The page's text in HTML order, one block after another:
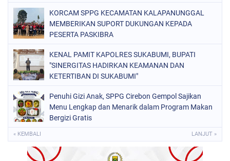
KORCAM SPPG KECAMATAN KALAPANUNGGAL
MEMBERIKAN SUPORT DUKUNGAN KEPADA
PESERTA PASKIBRA
KENAL PAMIT KAPOLRES SUKABUMI, BUPATI
"SINERGITAS HADIRKAN KEAMANAN DAN
KETERTIBAN DI SUKABUMI"
Penuhi Gizi Anak, SPPG Cirebon Gempol Sajikan
Menu Lengkap dan Menarik dalam Program Makan
Bergizi Gratis
« KEMBALI LANJUT »